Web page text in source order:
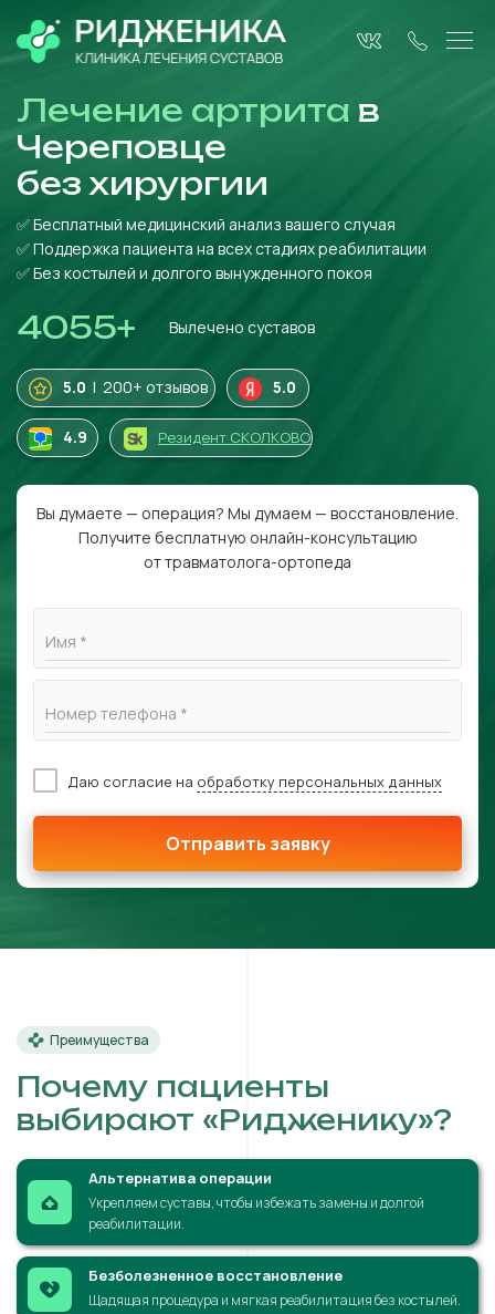
Лечение артрита в
Череповце
безхирургии
✅ Бесплатный медицинский анализ вашего случая
✅ Поддержка пациента на всех стадиях реабилитации
✅ Без костылей и долгого вынужденного покоя
4055+ Вылечено суставов
5.0 | 200+ отзывов 5.0
4.9 Резидент СКОЛКОВО
Вы думаете — операция? Мы думаем — восстановление.
Получите бесплатную онлайн-консультацию
от травматолога-ортопеда
Имя *
Номер телефона *
Даю согласие на обработку персональных данных
Отправить заявку
Преимущества
Почему пациенты
выбирают «Ридженику»?
Альтернатива операции
Укрепляем суставы, чтобы избежать замены и долгой
реабилитации.
Безболезненное восстановление
Щадящая процедура и мягкая реабилитация без костылей.